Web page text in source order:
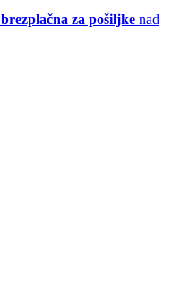
za pošiljke nad